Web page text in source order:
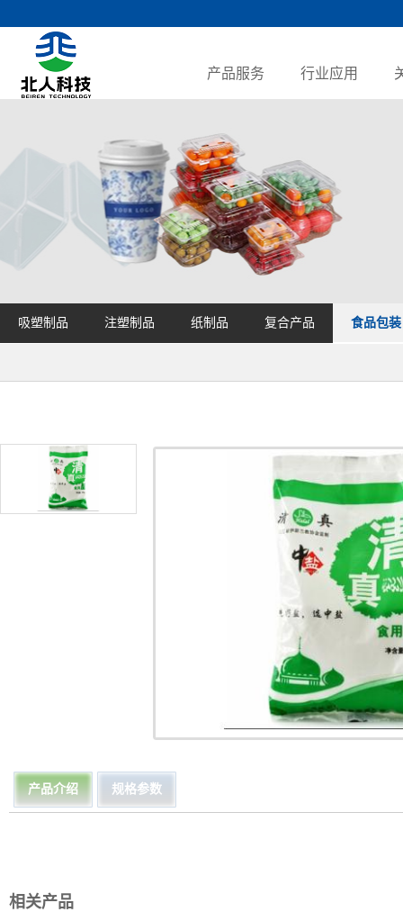
产品服务 行业应用
吸塑制品 注塑制品 纸制品 复合产品 食品包装
产品介绍 规格参数
相关产品